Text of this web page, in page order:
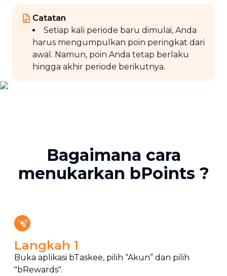
Catatan
Setiap kali periode baru dimulai, Anda
harus mengumpulkan poin peringkat dari
awal. Namun, poin Anda tetap berlaku
hingga akhir periode berikutnya.
Bagaimana cara
menukarkan bPoints ?
Langkah 1
Buka aplikasi bTaskee, pilih “Akun” dan pilih
"bRewards".